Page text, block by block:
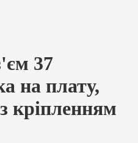
37
на плату,
кріпленням